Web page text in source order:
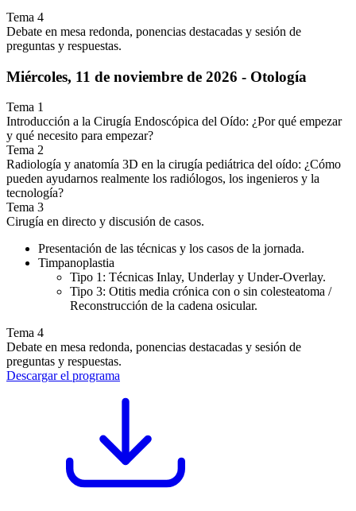
Tema 4
Debate en mesa redonda, ponencias destacadas y sesión de
preguntas y respuestas.
Miércoles, 11 de noviembre de 2026 - Otología
Tema 1
Introducción a la Cirugía Endoscópica del Oído: ¿Por qué empezar
y qué necesito para empezar?
Tema 2
Radiología y anatomía 3D en la cirugía pediátrica del oído: ¿Cómo
pueden ayudarnos realmente los radiólogos, los ingenieros y la
tecnología?
Tema 3
Cirugía en directo y discusión de casos.
Presentación de las técnicas y los casos de la jornada.
Timpanoplastia
Tipo 1: Técnicas Inlay, Underlay y Under-Overlay.
Tipo 3: Otitis media crónica con o sin colesteatoma /
Reconstrucción de la cadena osicular.
Tema 4
Debate en mesa redonda, ponencias destacadas y sesión de
preguntas y respuestas.
Descargar el programa